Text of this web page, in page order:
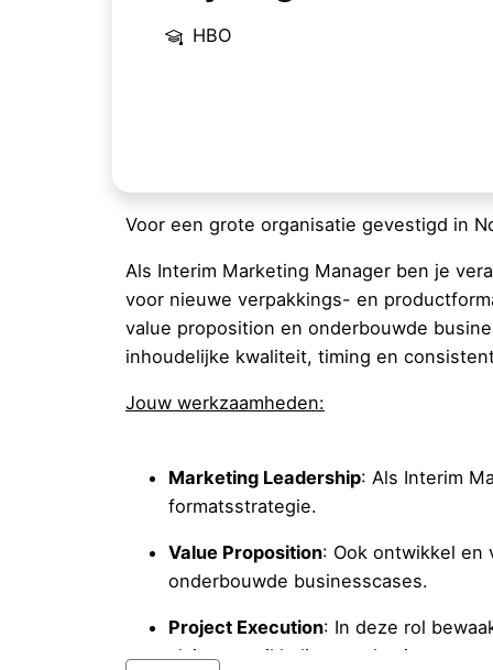
HBO
Voor een grote organisatie gevestigd in
Als Interim Marketing Manager ben je
voor nieuwe verpakkings- en
value proposition en onderbouwde
inhoudelijke kwaliteit, timing en
Jouw werkzaamheden:
Marketing Leadership: Als Interim
formatsstrategie.
Value Proposition: Ook ontwikkel en
onderbouwde businesscases.
Project Execution: In deze rol
claimsontwikkeling, packaging en